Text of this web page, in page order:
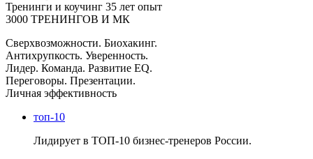
Тренинги и коучинг 35 лет опыт
3000 ТРЕНИНГОВ И МК
Сверхвозможности. Биохакинг.
Антихрупкость. Уверенность.
Лидер. Команда. Развитие EQ.
Переговоры. Презентации.
Личная эффективность
топ-10
Лидирует в ТОП-10 бизнес-тренеров России.